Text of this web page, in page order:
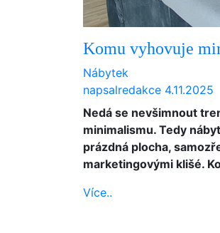
Komu vyhovuje
Nábytek
napsalredakce 4.11.2025
Nedá se nevšimnout
minimalismu. Tedy
prázdná plocha,
marketingovými klišé.
Více..